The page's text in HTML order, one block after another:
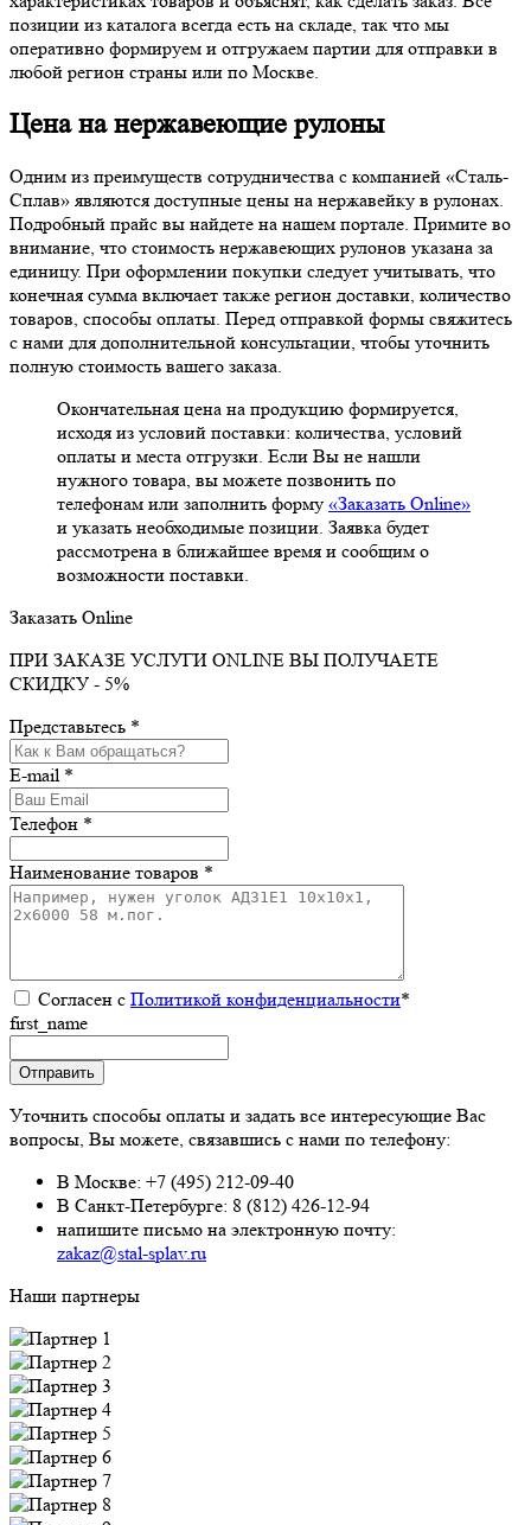
позиции из каталога всегда есть на складе, так что мы
оперативно формируем и отгружаем партии для отправки в
любой регион страны или по Москве.
Цена на нержавеющие рулоны
Одним из преимуществ сотрудничества с компанией «Сталь-
Сплав» являются доступные цены на нержавейку в рулонах.
Подробный прайс вы найдете на нашем портале. Примите во
внимание, что стоимость нержавеющих рулонов указана за
единицу. При оформлении покупки следует учитывать, что
конечная сумма включает также регион доставки, количество
товаров, способы оплаты. Перед отправкой формы свяжитесь
с нами для дополнительной консультации, чтобы уточнить
полную стоимость вашего заказа.
Окончательная цена на продукцию формируется,
исходя из условий поставки: количества, условий
оплаты и места отгрузки. Если Вы не нашли
нужного товара, вы можете позвонить по
телефонам или заполнить форму «Заказать Online»
и указать необходимые позиции. Заявка будет
рассмотрена в ближайшее время и сообщим о
возможности поставки.
Заказать Online
ПРИ ЗАКАЗЕ УСЛУГИ ONLINE ВЫ ПОЛУЧАЕТЕ
СКИДКУ - 5%
Представьтесь *
E-mail *
Телефон *
Наименование товаров *
Согласен с Политикой конфиденциальности*
first_name
Уточнить способы оплаты и задать все интересующие Вас
вопросы, Вы можете, связавшись с нами по телефону:
В Москве: +7 (495) 212-09-40
В Санкт-Петербурге: 8 (812) 426-12-94
напишите письмо на электронную почту:
zakaz@stal-splav.ru
Наши партнеры